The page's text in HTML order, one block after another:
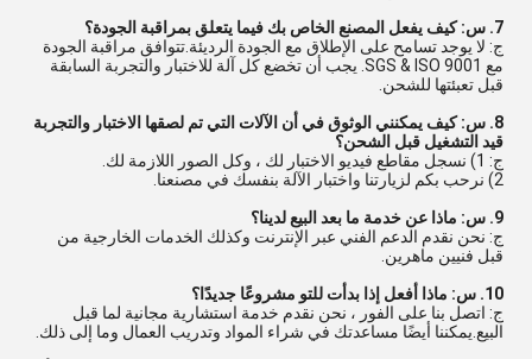
7. س: كيف يفعل المصنع الخاص بك فيما يتعلق بمراقبة الجودة؟
ج: لا يوجد تسامح على الإطلاق مع الجودة الرديئة.تتوافق مراقبة الجودة
مع SGS & ISO 9001. يجب أن تخضع كل آلة للاختبار والتجربة السابقة
قبل تعبئتها للشحن.
8. س: كيف يمكنني الوثوق في أن الآلات التي تم لصقها الاختبار والتجربة
قيد التشغيل قبل الشحن؟
ج: 1) نسجل مقاطع فيديو الاختبار لك ، وكل الصور اللازمة لك.
2) نرحب بكم لزيارتنا واختبار الآلة بنفسك في مصنعنا.
9. س: ماذا عن خدمة ما بعد البيع لدينا؟
ج: نحن نقدم الدعم الفني عبر الإنترنت وكذلك الخدمات الخارجية من
قبل فنيين ماهرين.
10. س: ماذا أفعل إذا بدأت للتو مشروعًا جديدًا؟
ج: اتصل بنا على الفور ، نحن نقدم خدمة استشارية مجانية لما قبل
البيع.يمكننا أيضًا مساعدتك في شراء المواد وتدريب العمال وما إلى ذلك.